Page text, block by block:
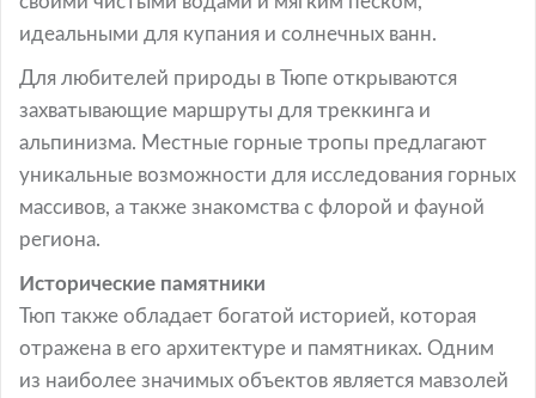
идеальными для купания и солнечных ванн.
Для любителей природы в Тюпе открываются
захватывающие маршруты для треккинга и
альпинизма. Местные горные тропы предлагают
уникальные возможности для исследования горных
массивов, а также знакомства с флорой и фауной
региона.
Исторические памятники
Тюп также обладает богатой историей, которая
отражена в его архитектуре и памятниках. Одним
из наиболее значимых объектов является мавзолей